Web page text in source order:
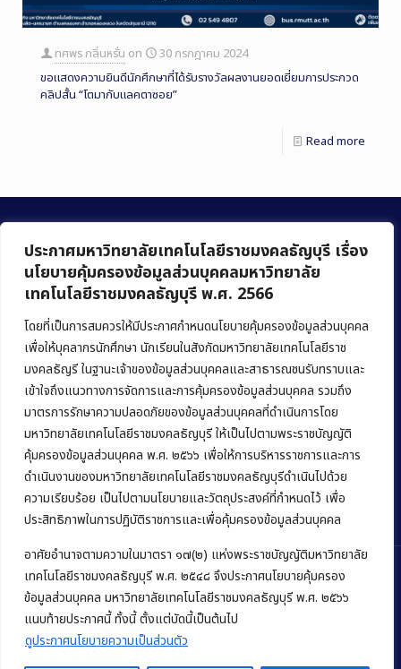
ประกาศมหาวิทยาลัยเทคโนโลยีราชมงคลธัญบุรี เรื่อง
นโยบายคุ้มครองข้อมูลส่วนบุคคลมหาวิทยาลัย
เทคโนโลยีราชมงคลธัญบุรี พ.ศ. 2566
โดยที่เป็นการสมควรให้มีประกาศกำหนดนโยบายคุ้มครองข้อมูลส่วนบุคคล
เพื่อให้บุคลากรนักศึกษา นักเรียนในสังกัดมหาวิทยาลัยเทคโนโลยีราช
มงคลธัญรี ในฐานะเจ้าของข้อมูลส่วนบุคคลและสาธารณชนรับทราบและ
เข้าใจถึงแนวทางการจัดการและการคุ้มครองข้อมูลส่วนบุคคล รวมถึง
มาตรการรักษาความปลอดภัยของข้อมูลส่วนบุคคลที่ดำเนินการโดย
มหาวิทยาลัยเทคโนโลยีราชมงคลธัญบุรี ให้เป็นไปตามพระราชบัญญัติ
คุ้มครองข้อมูลส่วนบุคคล พ.ศ. ๒๕๖๖ เพื่อให้การบริหารราชการและการ
ดำเนินงานของมหาวิทยาลัยเทคโนโลยีราชมงคลธัญบุรีดำเนินไปด้วย
ความเรียบร้อย เป็นไปตามนโยบายและวัตถุประสงค์ที่กำหนดไว้ เพื่อ
ประสิทธิภาพในการปฏิบัติราชการและเพื่อคุ้มครองข้อมูลส่วนบุคคล
อาศัยอำนาจตามความในมาตรา ๑๗(๒) แห่งพระราชบัญญัติมหาวิทยาลัย
เทคโนโลยีราชมงคลธัญบุรี พ.ศ. ๒๕๔๘ จึงประกาศนโยบายคุ้มครอง
ข้อมูลส่วนบุคคล มหาวิทยาลัยเทคโนโลยีราชมงคลธัญบุรี พ.ศ. ๒๕๖๖
แนบท้ายประกาศนี้ ทั้งนี้ ตั้งแต่บัดนี้เป็นต้นไป
ดูประกาศนโยบายความเป็นส่วนตัว
ทศพร กลิ่นหรั่น on
30 กรกฎาคม 2024
ขอแสดงความยินดีนักศึกษาที่ได้รับรางวัลผลงานยอดเยี่ยมการประกวด
คลิปสั้น “โตมากับแลคตาซอย”
Read more
คณะบริหารธุรกิจ
มหาวิทยาลัยเทคโนโลยีราชมงคลธัญบุรี
39 หมู่ 1 ถนนรังสิต-นครนายก ตำบลคลองหก
อำเภอคลองหลวง จังหวัดปทุมธานี 12120
Phone:+66 (0) 2549 3243,+66 (0) 2549 3241
E-mail:bus@rmutt.ac.th
Copyright © 2022 คณะบริหารธุรกิจ มหาวิทยาลัยเทคโนโลยีราชมงคล
ธัญบุรี